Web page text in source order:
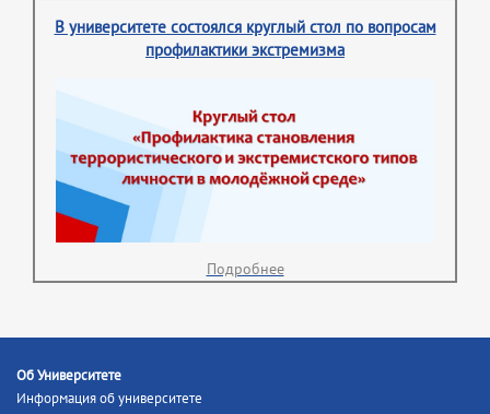
В университете состоялся круглый стол по вопросам
профилактики экстремизма
Подробнее
Об Университете
Информация об университете